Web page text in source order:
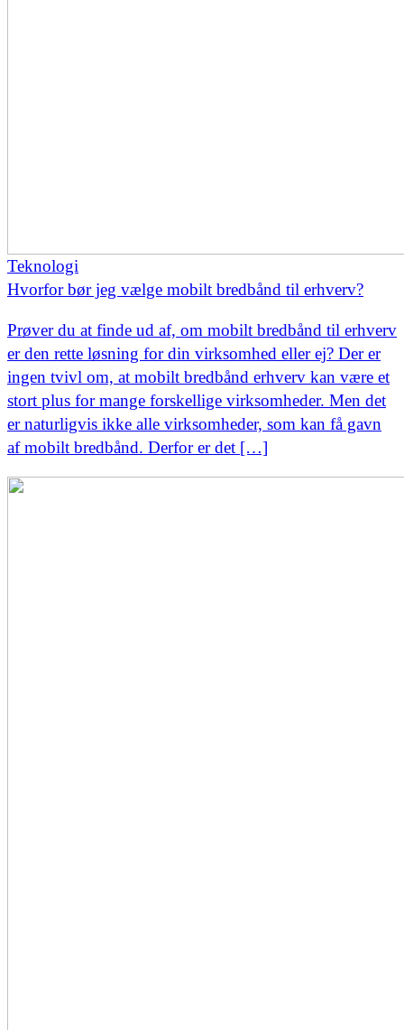
Teknologi
Hvorfor bør jeg vælge mobilt bredbånd til erhverv?
Prøver du at finde ud af, om mobilt bredbånd til erhverv
er den rette løsning for din virksomhed eller ej? Der er
ingen tvivl om, at mobilt bredbånd erhverv kan være et
stort plus for mange forskellige virksomheder. Men det
er naturligvis ikke alle virksomheder, som kan få gavn
af mobilt bredbånd. Derfor er det […]